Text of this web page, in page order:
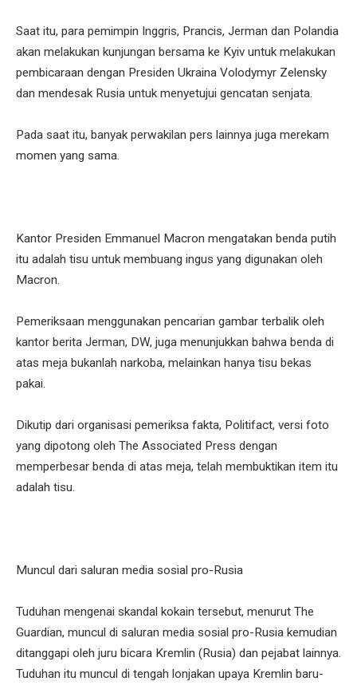
Saat itu, para pemimpin Inggris, Prancis, Jerman dan Polandia
akan melakukan kunjungan bersama ke Kyiv untuk melakukan
pembicaraan dengan Presiden Ukraina Volodymyr Zelensky
dan mendesak Rusia untuk menyetujui gencatan senjata.
Pada saat itu, banyak perwakilan pers lainnya juga merekam
momen yang sama.
Kantor Presiden Emmanuel Macron mengatakan benda putih
itu adalah tisu untuk membuang ingus yang digunakan oleh
Macron.
Pemeriksaan menggunakan pencarian gambar terbalik oleh
kantor berita Jerman, DW, juga menunjukkan bahwa benda di
atas meja bukanlah narkoba, melainkan hanya tisu bekas
pakai.
Dikutip dari organisasi pemeriksa fakta, Politifact, versi foto
yang dipotong oleh The Associated Press dengan
memperbesar benda di atas meja, telah membuktikan item itu
adalah tisu.
Muncul dari saluran media sosial pro-Rusia
Tuduhan mengenai skandal kokain tersebut, menurut The
Guardian, muncul di saluran media sosial pro-Rusia kemudian
ditanggapi oleh juru bicara Kremlin (Rusia) dan pejabat lainnya.
Tuduhan itu muncul di tengah lonjakan upaya Kremlin baru-